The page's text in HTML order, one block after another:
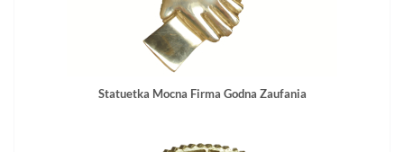
Statuetka Mocna Firma Godna Zaufania